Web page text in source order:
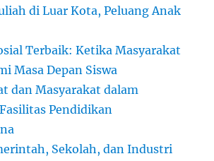
di Luar Kota, Peluang Anak
Terbaik: Ketika Masyarakat
Masa Depan Siswa
dan Masyarakat dalam
Pendidikan
Sekolah, dan Industri